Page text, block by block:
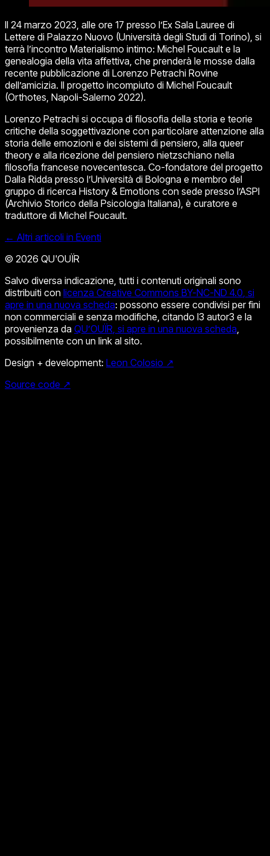
Il 24 marzo 2023, alle ore 17 presso l’Ex Sala Lauree di
Lettere di Palazzo Nuovo (Università degli Studi di Torino), si
terrà l’incontro Materialismo intimo: Michel Foucault e la
genealogia della vita affettiva , che prenderà le mosse dalla
recente pubblicazione di Lorenzo Petrachi Rovine
dell’amicizia. Il progetto incompiuto di Michel Foucault
(Orthotes, Napoli-Salerno 2022).
Lorenzo Petrachi si occupa di filosofia della storia e teorie
critiche della soggettivazione con particolare attenzione alla
storia delle emozioni e dei sistemi di pensiero, alla queer
theory e alla ricezione del pensiero nietzschiano nella
filosofia francese novecentesca. Co-fondatore del progetto
Dalla Ridda presso l’Università di Bologna e membro del
gruppo di ricerca History & Emotions con sede presso l’ASPI
(Archivio Storico della Psicologia Italiana), è curatore e
traduttore di Michel Foucault.
← Altri articoli in Eventi
© 2026 QU'OUÏR
Salvo diversa indicazione, tutti i contenuti originali sono
distribuiti con licenza Creative Commons BY-NC-ND 4.0 , si
apre in una nuova scheda: possono essere condivisi per fini
non commerciali e senza modifiche, citando l3 autor3 e la
provenienza da QU’OUÏR , si apre in una nuova scheda
possibilmente con un link al sito.
Design + development: Leon Colosio ↗
Source code ↗